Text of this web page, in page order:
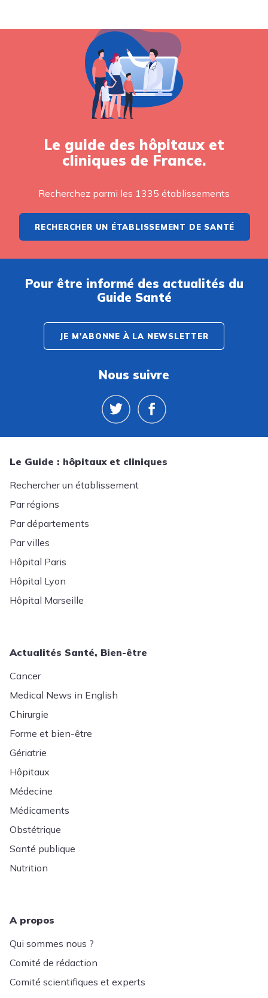
Le guide des hôpitaux et
cliniques de France.
Recherchez parmi les 1335 établissements
RECHERCHER UN ÉTABLISSEMENT DE SANTÉ
Pour être informé des actualités du
Guide Santé
JE M'ABONNE À LA NEWSLETTER
Nous suivre
Le Guide : hôpitaux et cliniques
Rechercher un établissement
Par régions
Par départements
Par villes
Hôpital Paris
Hôpital Lyon
Hôpital Marseille
Actualités Santé, Bien-être
Cancer
Medical News in English
Chirurgie
Forme et bien-être
Gériatrie
Hôpitaux
Médecine
Médicaments
Obstétrique
Santé publique
Nutrition
A propos
Qui sommes nous ?
Comité de rédaction
Comité scientifiques et experts